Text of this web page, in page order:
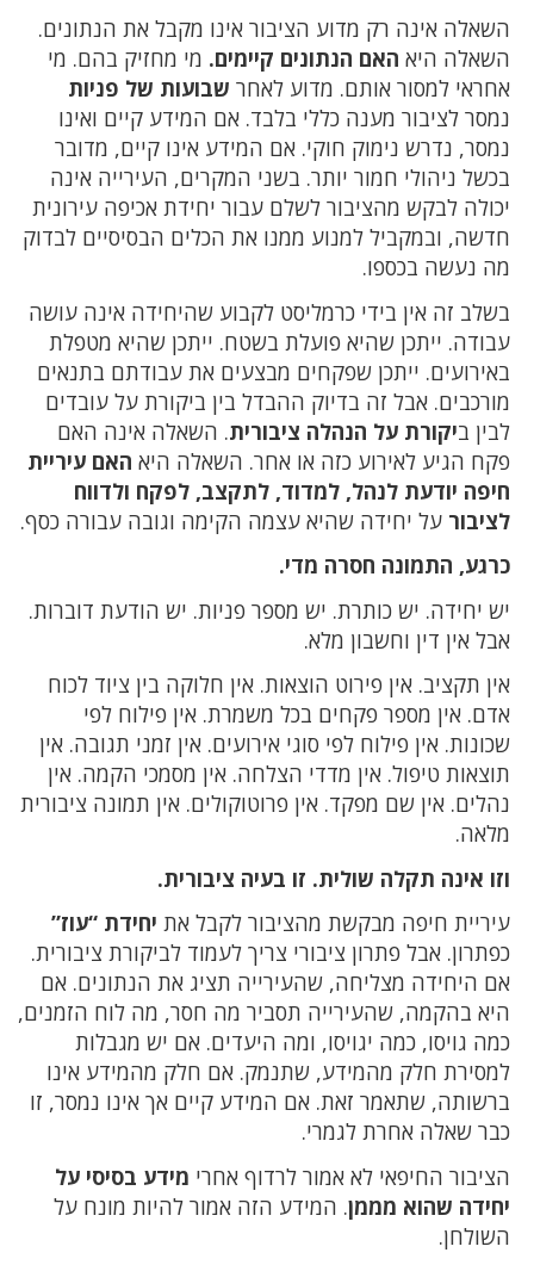
השאלה אינה רק מדוע הציבור אינו מקבל את הנתונים.
השאלה היא האם הנתונים קיימים. מי מחזיק בהם. מי
אחראי למסור אותם. מדוע לאחר שבועות של פניות
נמסר לציבור מענה כללי בלבד. אם המידע קיים ואינו
נמסר, נדרש נימוק חוקי. אם המידע אינו קיים, מדובר
בכשל ניהולי חמור יותר. בשני המקרים, העירייה אינה
יכולה לבקש מהציבור לשלם עבור יחידת אכיפה עירונית
חדשה, ובמקביל למנוע ממנו את הכלים הבסיסיים לבדוק
מה נעשה בכספו.
בשלב זה אין בידי כרמליסט לקבוע שהיחידה אינה עושה
עבודה. ייתכן שהיא פועלת בשטח. ייתכן שהיא מטפלת
באירועים. ייתכן שפקחים מבצעים את עבודתם בתנאים
מורכבים. אבל זה בדיוק ההבדל בין ביקורת על עובדים
לבין ביקורת על הנהלה ציבורית. השאלה אינה האם
פקח הגיע לאירוע כזה או אחר. השאלה היא האם עיריית
חיפה יודעת לנהל, למדוד, לתקצב, לפקח ולדווח
לציבור על יחידה שהיא עצמה הקימה וגובה עבורה כסף.
כרגע, התמונה חסרה מדי.
יש יחידה. יש כותרת. יש מספר פניות. יש הודעת דוברות.
אבל אין דין וחשבון מלא.
אין תקציב. אין פירוט הוצאות. אין חלוקה בין ציוד לכוח
אדם. אין מספר פקחים בכל משמרת. אין פילוח לפי
שכונות. אין פילוח לפי סוגי אירועים. אין זמני תגובה. אין
תוצאות טיפול. אין מדדי הצלחה. אין מסמכי הקמה. אין
נהלים. אין שם מפקד. אין פרוטוקולים. אין תמונה ציבורית
מלאה.
וזו אינה תקלה שולית. זו בעיה ציבורית.
עיריית חיפה מבקשת מהציבור לקבל את יחידת “עוז”
כפתרון. אבל פתרון ציבורי צריך לעמוד לביקורת ציבורית.
אם היחידה מצליחה, שהעירייה תציג את הנתונים. אם
היא בהקמה, שהעירייה תסביר מה חסר, מה לוח הזמנים,
כמה גויסו, כמה יגויסו, ומה היעדים. אם יש מגבלות
למסירת חלק מהמידע, שתנמק. אם חלק מהמידע אינו
ברשותה, שתאמר זאת. אם המידע קיים אך אינו נמסר, זו
כבר שאלה אחרת לגמרי.
הציבור החיפאי לא אמור לרדוף אחרי מידע בסיסי על
יחידה שהוא מממן. המידע הזה אמור להיות מונח על
השולחן.